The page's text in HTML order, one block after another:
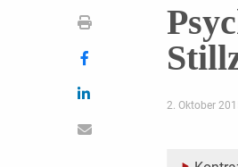
2. Oktober